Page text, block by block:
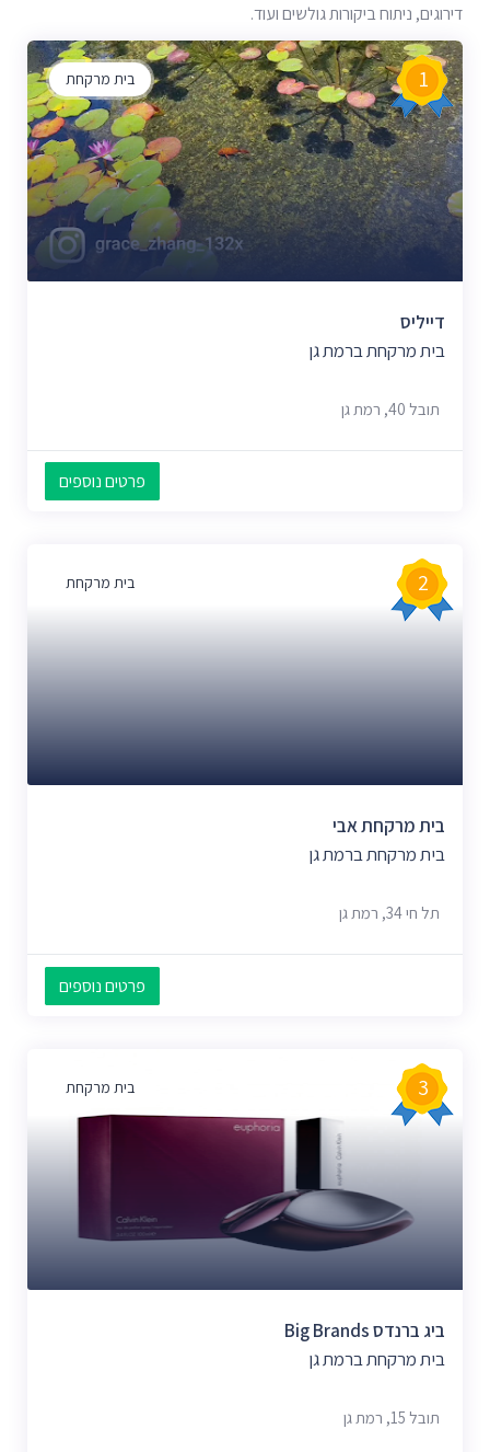
דירוגים, ניתוח ביקורות גולשים ועוד.
בית מרקחת 1
דייליס
בית מרקחת ברמת גן
תובל 40, רמת גן
פרטים נוספים
בית מרקחת 2
בית מרקחת אבי
בית מרקחת ברמת גן
תל חי 34, רמת גן
פרטים נוספים
בית מרקחת 3
ביג ברנדס Big Brands
בית מרקחת ברמת גן
תובל 15, רמת גן